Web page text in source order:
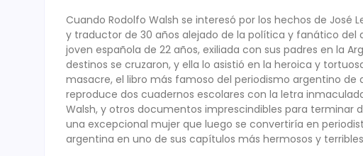
Cuando Rodolfo Walsh se interesó por los hechos de José
y traductor de 30 años alejado de la política y fanático del
joven española de 22 años, exiliada con sus padres en la
destinos se cruzaron, y ella lo asistió en la heroica y
masacre, el libro más famoso del periodismo argentino
reproduce dos cuadernos escolares con la letra
Walsh, y otros documentos imprescindibles para terminar
una excepcional mujer que luego se convertiría en
argentina en uno de sus capítulos más hermosos y